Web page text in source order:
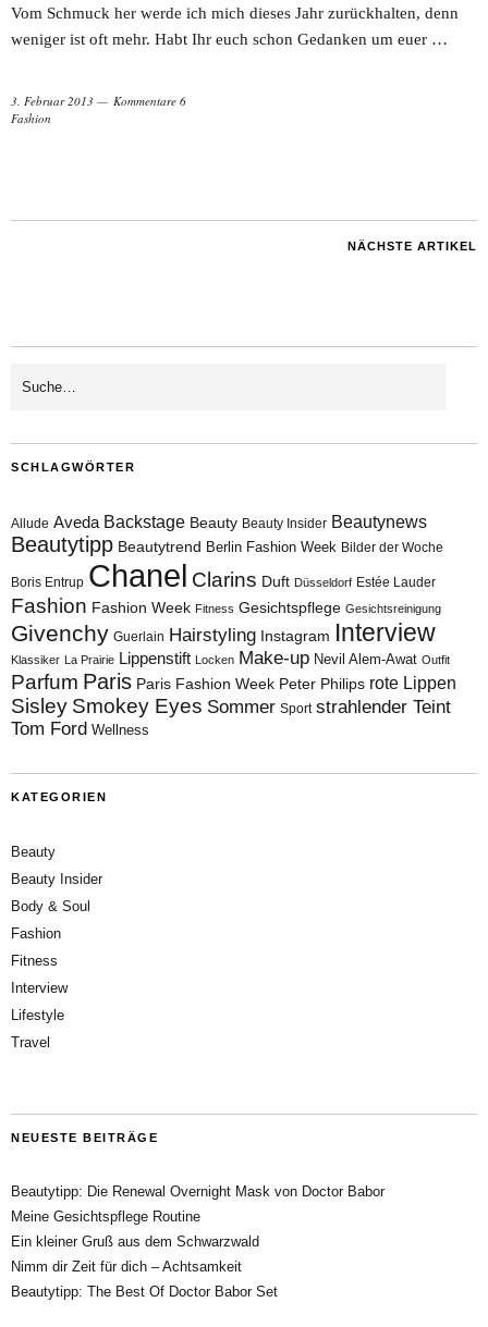
Vom Schmuck her werde ich mich dieses Jahr zurückhalten, denn
weniger ist oft mehr. Habt Ihr euch schon Gedanken um euer …
3. Februar 2013
Kommentare 6
Fashion
NÄCHSTE ARTIKEL
SCHLAGWÖRTER
Allude Aveda Backstage Beauty Beauty Insider Beautynews
Beautytipp Beautytrend Berlin Fashion Week Bilder der Woche
Boris Entrup Chanel Clarins Duft Düsseldorf Estée Lauder
Fashion Fashion Week Fitness Gesichtspflege Gesichtsreinigung
Givenchy Guerlain Hairstyling Instagram Interview
Klassiker La Prairie Lippenstift Locken Make-up Nevil Alem-Awat Outfit
Parfum Paris Paris Fashion Week Peter Philips rote Lippen
Sisley Smokey Eyes Sommer Sport strahlender Teint
Tom Ford Wellness
KATEGORIEN
Beauty
Beauty Insider
Body & Soul
Fashion
Fitness
Interview
Lifestyle
Travel
NEUESTE BEITRÄGE
Beautytipp: Die Renewal Overnight Mask von Doctor Babor
Meine Gesichtspflege Routine
Ein kleiner Gruß aus dem Schwarzwald
Nimm dir Zeit für dich – Achtsamkeit
Beautytipp: The Best Of Doctor Babor Set